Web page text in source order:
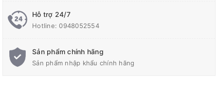
Kích thước sản phẩm rút max: 350 x 250 x150mm
Kích thước sản phẩm cắt dán max: 400 x300mm
Điện: 220V/ 3.8Kw
Hỗ trợ 24/7
Hotline:0948052554
Sản phẩm chính hãng
Sản phẩm nhập khẩu chính hãng